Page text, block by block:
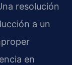
resolución
a un
en